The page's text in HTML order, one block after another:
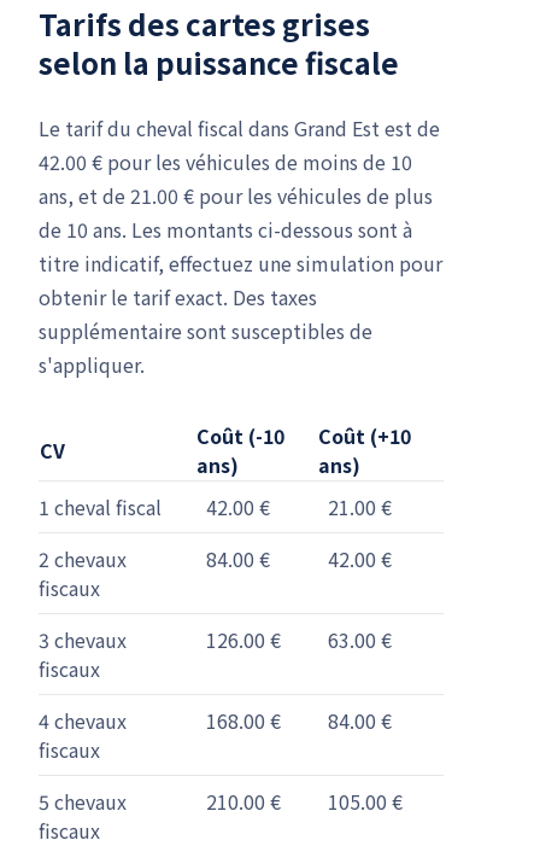
Tarifs des cartes grises
selon la puissance fiscale
Le tarif du cheval fiscal dans Grand Est est de
42.00 € pour les véhicules de moins de 10
ans, et de 21.00 € pour les véhicules de plus
de 10 ans. Les montants ci-dessous sont à
titre indicatif, effectuez une simulation pour
obtenir le tarif exact. Des taxes
supplémentaire sont susceptibles de
s'appliquer.
CV
Coût (-10
ans)
Coût (+10
ans)
1 cheval fiscal
42.00 €
21.00 €
2 chevaux
fiscaux
84.00 € 42.00 €
3 chevaux
fiscaux
126.00 € 63.00 €
4 chevaux
fiscaux
168.00 € 84.00 €
5 chevaux
fiscaux
210.00 € 105.00 €